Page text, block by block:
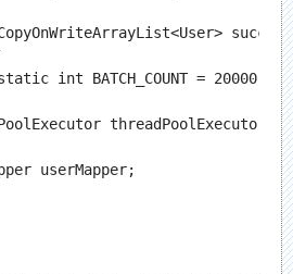
int BATCH_COUNT = 20000;
threadPoolExecutor;
userMapper;